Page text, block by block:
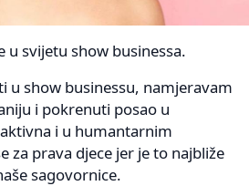
u svijetu show businessa.
u show businessu, namjeravam
i pokrenuti posao u
i u humantarnim
za prava djece jer je to najbliže
sagovornice.